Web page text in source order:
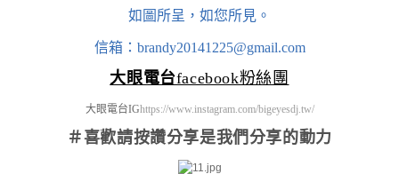
如圖所呈，如您所見。
信箱：brandy20141225@gmail.com
大眼電台facebook粉絲團
大眼電台IGhttps://www.instagram.com/bigeyesdj.tw/
＃喜歡請按讚分享是我們分享的動力